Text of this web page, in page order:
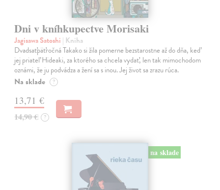
Dni v kníhkupectve Morisaki
Jagisawa Satoshi | Kniha
Dvadsaťpäťročná Takako si žila pomerne bezstarostne až do dňa, keď
jej priateľ Hideaki, za ktorého sa chcela vydať, len tak mimochodom
oznámi, že ju podvádza a žení sa s inou. Jej život sa zrazu rúca.
Na sklade ?
13,71 €
14,90 € ?
na sklade